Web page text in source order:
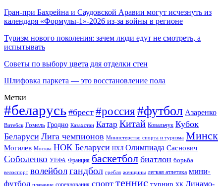
Гран-при Бахрейна и Саудовской Аравии могут исчезнуть из
календаря «Формулы-1»-2026 из-за войны в регионе
Туризм нового поколения: зачем люди едут не смотреть, а
испытывать
Советы по выбору цвета для отделки стен
Шлифовка паркета — это восстановление пола
Метки
#беларусь #брест #россия#футбол Азаренко
Витебск Гомель Гродно Казахстан Катар Китай Ковальчук Кубок
Беларуси Лига чемпионов Министерство спорта и туризма Минск
Могилев Москва НОК Беларуси НХЛ Олимпиада Саснович
Соболенко УЕФА Франция баскетбол биатлон борьба
велоспорт волейболгандбол гребля женщины легкая атлетика мини-
футбол плавание соревнования спорт теннис турнир хк Динамо-